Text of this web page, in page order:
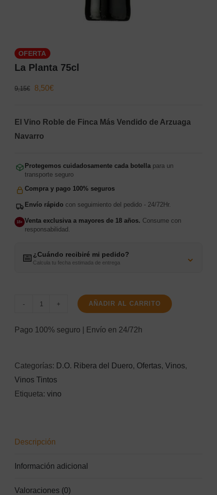
OFERTA
La Planta 75cl
9,15€
El
8,50€
El Vino Roble de Finca Más Vendido de Arzuaga
Navarro
Protegemos cuidadosamente cada botella para un
transporte seguro
Compra y pago 100% seguros
Envío rápido con seguimiento del pedido - 24/72Hr.
18+ Venta exclusiva a mayores de 18 años. Consume con
responsabilidad.
📅 ¿Cuándo recibiré mi pedido?
Calcula tu fecha estimada de entrega ⌄
AÑADIR AL CARRITO
Pago 100% seguro | Envío en 24/72h
Categorías: D.O. Ribera del Duero, Ofertas, Vinos,
Vinos Tintos
Etiqueta: vino
Descripción
Información adicional
Valoraciones (0)